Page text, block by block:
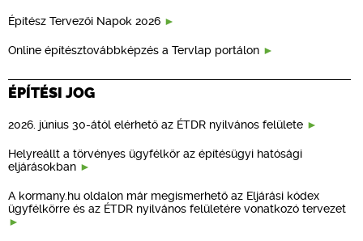
Építész Tervezői Napok 2026
Online építésztovábbképzés a Tervlap portálon
ÉPÍTÉSI JOG
2026. június 30-ától elérhető az ÉTDR nyilvános felülete
Helyreállt a törvényes ügyfélkör az építésügyi hatósági
eljárásokban
A kormany.hu oldalon már megismerhető az Eljárási kódex
ügyfélkörre és az ÉTDR nyilvános felületére vonatkozó tervezet